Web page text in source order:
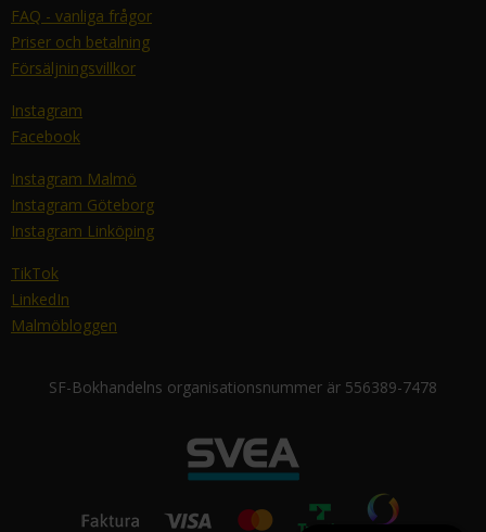
FAQ - vanliga frågor
Priser och betalning
Försäljningsvillkor
Instagram
Facebook
Instagram Malmö
Instagram Göteborg
Instagram Linköping
TikTok
LinkedIn
Malmöbloggen
SF-Bokhandelns organisationsnummer är 556389-7478